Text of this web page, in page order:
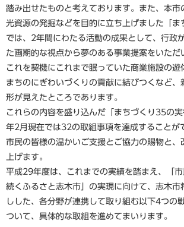
踏み出せたものと考えております。また、本市
光資源の発掘などを目的に立ち上げました「ま
では、2年間にわたる活動の成果として、行政
た画期的な視点から夢のある事業提案をいただ
これを契機にこれまで眠っていた商業施設の遊
まちのにぎわいづくりの貢献に結びつくなど、
形が見えたところであります。
これらの内容を盛り込んだ「まちづくり35の
年2月現在では32の取組事項を達成することが
市民の皆様の温かいご支援とご協力の賜物と、
上げます。
平成29年度は、これまでの実績を踏まえ、「
続くふるさと志木市」の実現に向けて、志木市
しした、各分野が連携して取り組む以下4つの
ついて、具体的な取組を進めてまいります。